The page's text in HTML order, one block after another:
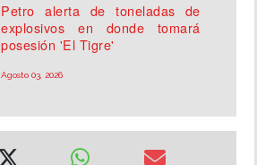
Petro alerta de toneladas de
explosivos en donde tomará
posesión 'El Tigre'
Agosto 03, 2026